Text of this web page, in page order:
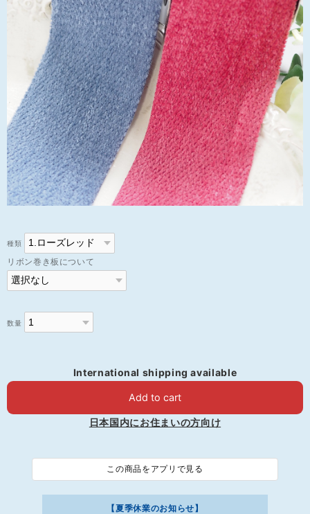
種類
リボン巻き板について
数量
International shipping available
Add to cart
日本国内にお住まいの方向け
この商品をアプリで見る
【夏季休業のお知らせ】